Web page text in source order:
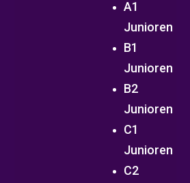
A1
Junioren
B1
Junioren
B2
Junioren
C1
Junioren
C2